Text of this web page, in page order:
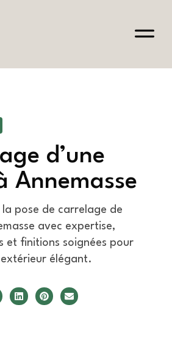
d’une
Annemasse
la pose de carrelage de
avec expertise,
et finitions soignées pour
élégant.